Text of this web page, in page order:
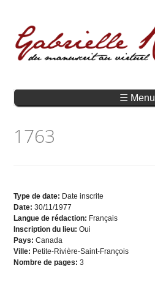
☰ Menu
1763
Type de date: Date inscrite
Date:30/11/1977
Langue de rédaction: Français
Inscription du lieu:Oui
Pays:Canada
Ville: Petite-Rivière-Saint-François
Nombre de pages:3